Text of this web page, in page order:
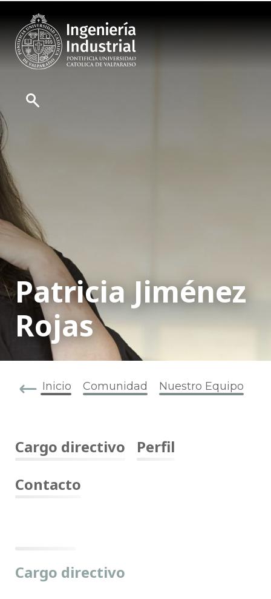
Patricia Jiménez
Rojas
Inicio Comunidad Nuestro Equipo
Cargo directivo
Perfil
Contacto
Cargo directivo